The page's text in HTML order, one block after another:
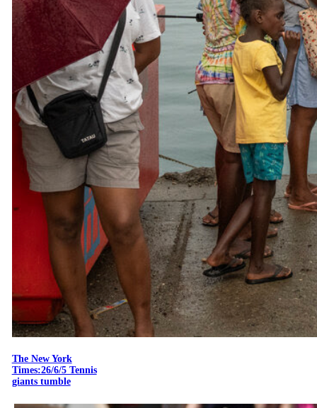
The New York
Times:26/6/5 Tennis
giants tumble